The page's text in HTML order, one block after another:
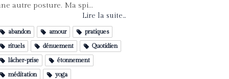
autre posture. Ma spi...
Lire la suite...
abandon amour
pratiques
rituels
dénuement
Quotidien
lâcher-prise
étonnement
méditation
yoga